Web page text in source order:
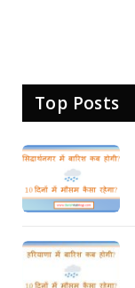
Top Posts